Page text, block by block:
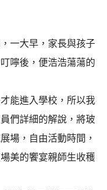
一大早，家長與孩子
嚀後，便浩浩蕩蕩的
能進入學校，所以我
們詳細的解說，將玻
場，自由活動時間，
美的饗宴親師生收穫